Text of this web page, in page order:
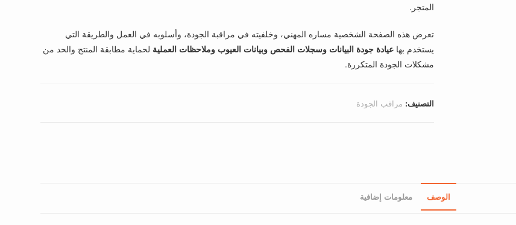
المتجر.
تعرض هذه الصفحة الشخصية مساره المهني، وخلفيته في مراقبة الجودة، وأسلوبه في العمل والطريقة التي
يستخدم بها عيادة جودة البيانات وسجلات الفحص وبيانات العيوب وملاحظات العملية لحماية مطابقة المنتج والحد من
مشكلات الجودة المتكررة.
التصنيف: مراقب الجودة
الوصف معلومات إضافية